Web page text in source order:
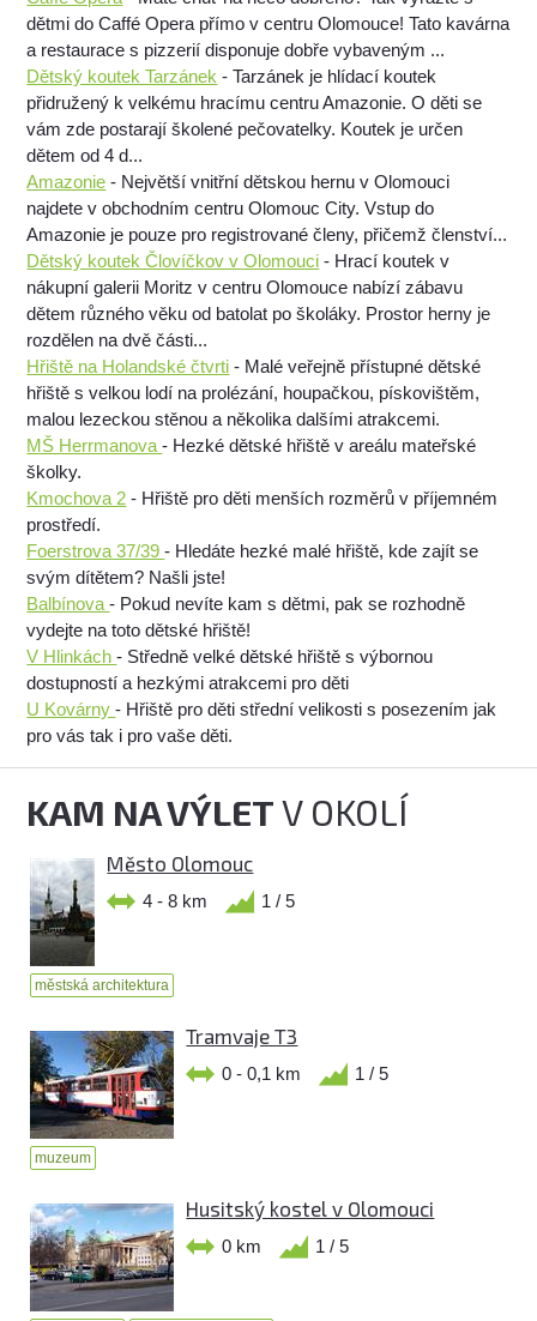
dětmi do Caffé Opera přímo v centru Olomouce! Tato kavárna
a restaurace s pizzerií disponuje dobře vybaveným ...
Dětský koutek Tarzánek - Tarzánek je hlídací koutek
přidružený k velkému hracímu centru Amazonie. O děti se
vám zde postarají školené pečovatelky. Koutek je určen
dětem od 4 d...
Amazonie - Největší vnitřní dětskou hernu v Olomouci
najdete v obchodním centru Olomouc City. Vstup do
Amazonie je pouze pro registrované členy, přičemž členství...
Dětský koutek Človíčkov v Olomouci - Hrací koutek v
nákupní galerii Moritz v centru Olomouce nabízí zábavu
dětem různého věku od batolat po školáky. Prostor herny je
rozdělen na dvě části...
Hřiště na Holandské čtvrti - Malé veřejně přístupné dětské
hřiště s velkou lodí na prolézání, houpačkou, pískovištěm,
malou lezeckou stěnou a několika dalšími atrakcemi.
MŠ Herrmanova- Hezké dětské hřiště v areálu mateřské
školky.
Kmochova 2 - Hřiště pro děti menších rozměrů v příjemném
prostředí.
Foerstrova 37/39- Hledáte hezké malé hřiště, kde zajít se
svým dítětem? Našli jste!
Balbínova- Pokud nevíte kam s dětmi, pak se rozhodně
vydejte na toto dětské hřiště!
V Hlinkách- Středně velké dětské hřiště s výbornou
dostupností a hezkými atrakcemi pro děti
U Kovárny- Hřiště pro děti střední velikosti s posezením jak
pro vás tak i pro vaše děti.
KAM NA VÝLETV OKOLÍ
Město Olomouc
4 - 8 km 1 / 5
městská architektura
Tramvaje T3
0 - 0,1 km 1 / 5
muzeum
Husitský kostel v Olomouci
0 km 1 / 5